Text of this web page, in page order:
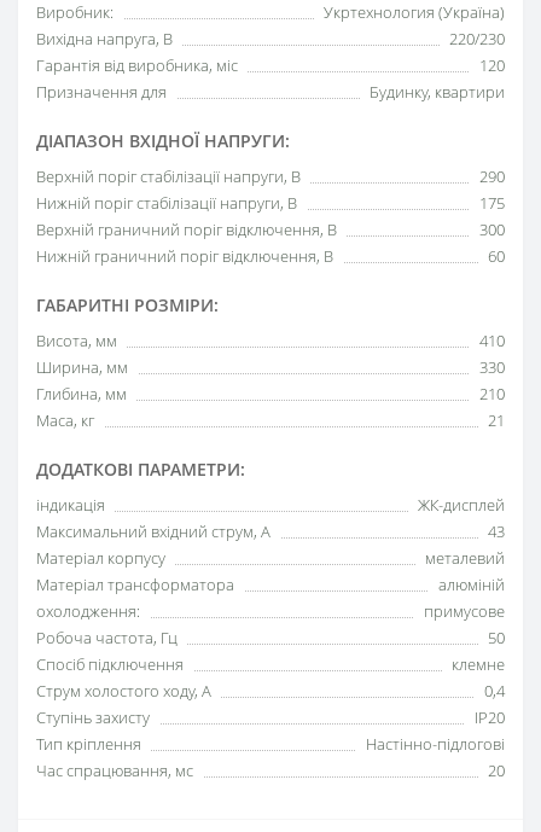
Виробник:
Укртехнология (Україна)
Вихідна напруга, В
220/230
Гарантія від виробника, міс
120
Призначення для
Будинку, квартири
ДІАПАЗОН ВХІДНОЇ НАПРУГИ:
Верхній поріг стабілізації напруги, В
290
Нижній поріг стабілізації напруги, В
175
Верхній граничний поріг відключення, В
300
Нижній граничний поріг відключення, В
60
ГАБАРИТНІ РОЗМІРИ:
Висота, мм
410
Ширина, мм
330
Глибина, мм
210
Маса, кг
21
ДОДАТКОВІ ПАРАМЕТРИ:
індикація
ЖК-дисплей
Максимальний вхідний струм, А
43
Матеріал корпусу
металевий
Матеріал трансформатора
алюміній
охолодження:
примусове
Робоча частота, Гц
50
Спосіб підключення
клемне
Струм холостого ходу, А
0,4
Ступінь захисту
IP20
Тип кріплення
Настінно-підлогові
Час спрацювання, мс
20